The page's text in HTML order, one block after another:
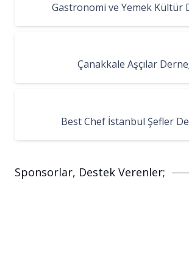
Gastronomi ve Yemek Kültür
Çanakkale Aşçılar
Best Chef İstanbul Şefler
Sponsorlar, Destek Verenler;